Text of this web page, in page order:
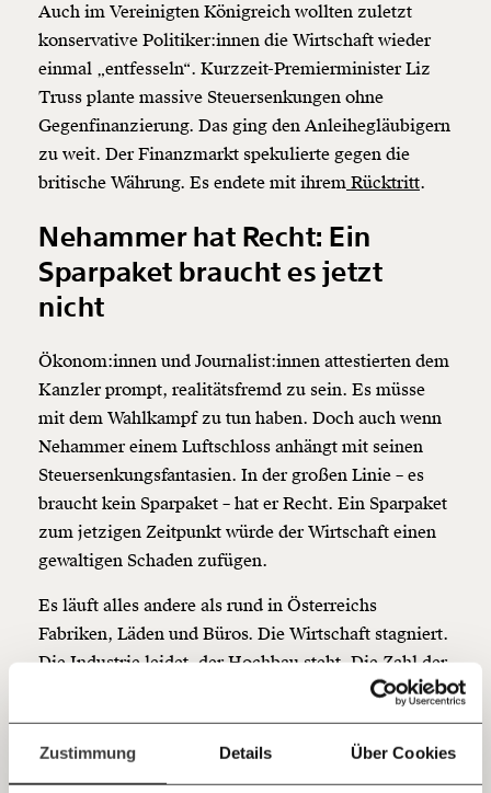
Zustimmung Details Über Cookies
beginnt mit Dir!
Werde Fördermitglied und wir können gemeinsam
unsere Wirtschaft so gestalten, dass sie für alle
funktioniert. Unsere Recherchen sind für alle frei im
Netz. Unabhängig und werbefrei. Und das wird auch
so bleiben. Kämpf’ mit uns für den Fortschritt und
unterstütze uns mit Deinem Mitgliedsbeitrag.
Hier unsere IBAN: AT34 4300 0498 0007 6017
Kontoinhaber: Momentum Institut - Verein für
sozialen Fortschritt
Jetzt
einfach
Auch im Vereinigten Königreich wollten zuletzt
konservative Politiker:innen die Wirtschaft wieder
einmal „entfesseln“. Kurzzeit-Premierminister Liz
Truss plante massive Steuersenkungen ohne
Gegenfinanzierung. Das ging den Anleihegläubigern
zu weit. Der Finanzmarkt spekulierte gegen die
britische Währung. Es endete mit ihrem Rücktritt.
Nehammer hat Recht: Ein
Sparpaket braucht es jetzt
nicht
Ökonom:innen und Journalist:innen attestierten dem
Kanzler prompt, realitätsfremd zu sein. Es müsse
mit dem Wahlkampf zu tun haben. Doch auch wenn
Nehammer einem Luftschloss anhängt mit seinen
Steuersenkungsfantasien. In der großen Linie – es
braucht kein Sparpaket – hat er Recht. Ein Sparpaket
zum jetzigen Zeitpunkt würde der Wirtschaft einen
gewaltigen Schaden zufügen.
Es läuft alles andere als rund in Österreichs
Fabriken, Läden und Büros. Die Wirtschaft stagniert.
Die Industrie leidet, der Hochbau steht. Die Zahl der
Firmenkonkurse steigt. Die Arbeitslosen werden
mehr. Der AMS-Chef wundert sich, wo der
vorhergesagte Aufschwung bleibt. Die Prognose-
Institute schämen sich, weil sie schon wieder ihre